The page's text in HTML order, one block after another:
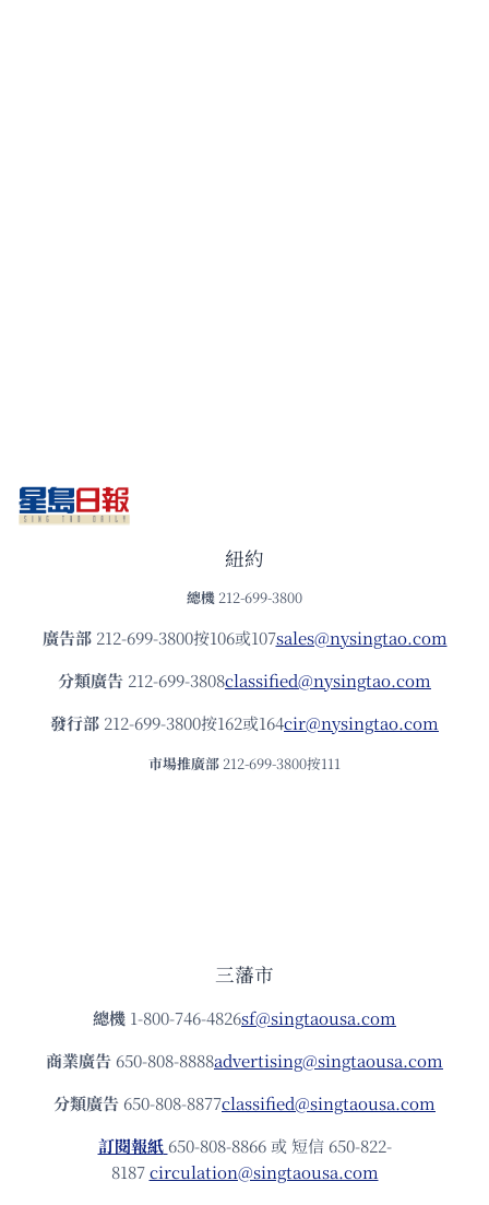
紐約
總機 212-699-3800
廣告部212-699-3800按106或107sales@nysingtao.com
分類廣告 212-699-3808classified@nysingtao.com
發⾏部 212-699-3800按162或164cir@nysingtao.com
市場推廣部 212-699-3800按111
三藩市
總機 1-800-746-4826sf@singtaousa.com
商業廣告 650-808-8888advertising@singtaousa.com
分類廣告 650-808-8877classified@singtaousa.com
訂閱報紙 650-808-8866 或 短信 650-822-
8187circulation@singtaousa.com